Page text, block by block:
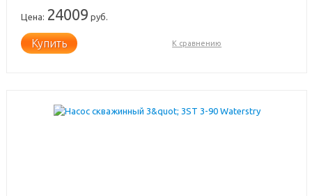
Цена: 24009 руб.
Купить К сравнению